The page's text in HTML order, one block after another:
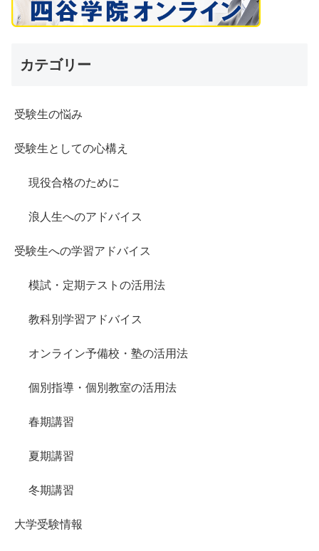
カテゴリー
受験生の悩み
受験生としての心構え
現役合格のために
浪人生へのアドバイス
受験生への学習アドバイス
模試・定期テストの活用法
教科別学習アドバイス
オンライン予備校・塾の活用法
個別指導・個別教室の活用法
春期講習
夏期講習
冬期講習
大学受験情報